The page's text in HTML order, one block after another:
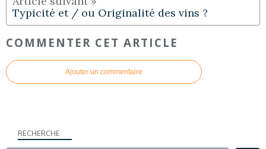
Typicité et / ou Originalité des vins ?
COMMENTER CET ARTICLE
Ajouter un commentaire
RECHERCHE